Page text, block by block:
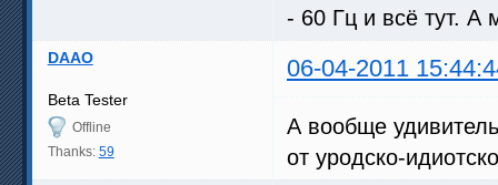
- 60 Гц и всё тут. А
DAAO 06-04-2011
Beta Tester
Offline
Thanks: 59
А вообще
от уродско-